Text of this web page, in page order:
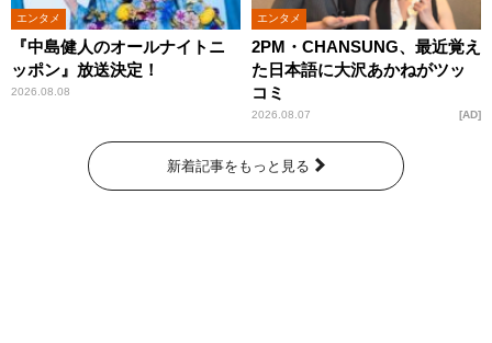
エンタメ
『中島健人のオールナイトニ
ッポン』放送決定！
2026.08.08
エンタメ
2PM・CHANSUNG、最近覚え
た日本語に大沢あかねがツッ
コミ
2026.08.07 AD
新着記事をもっと見る